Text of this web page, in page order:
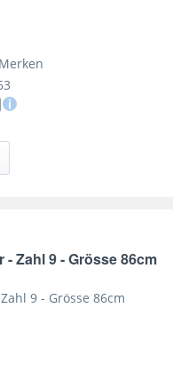
Merken
Zahl 9 - Grösse 86cm
9 - Grösse 86cm